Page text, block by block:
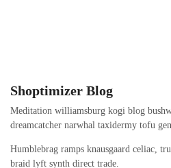
Shoptimizer Blog
Meditation williamsburg kogi blog
dreamcatcher narwhal taxidermy tofu
Humblebrag ramps knausgaard celiac,
braid lyft synth direct trade.